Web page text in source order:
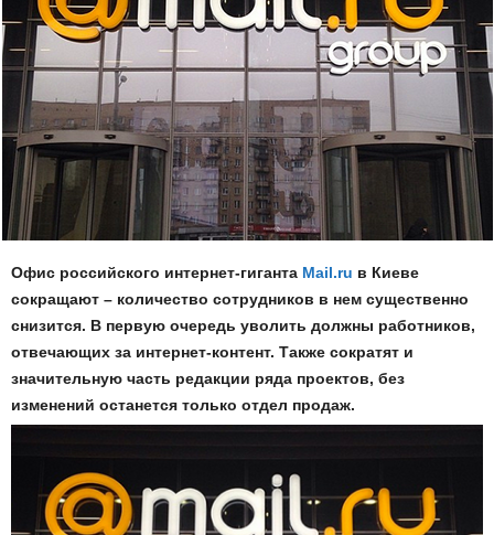
Офис российского интернет-гиганта Mail.ru в Киеве
сокращают – количество сотрудников в нем существенно
снизится. В первую очередь уволить должны работников,
отвечающих за интернет-контент. Также сократят и
значительную часть редакции ряда проектов, без
изменений останется только отдел продаж.